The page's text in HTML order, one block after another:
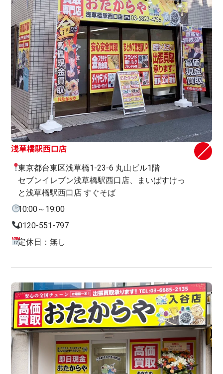
浅草橋駅西口店
東京都台東区浅草橋1-23-6 丸山ビル1階
セブンイレブン浅草橋駅西口店、まいばすけっ
と浅草橋駅西口店 すぐそば
10:00～19:00
0120-551-797
定休日：無し